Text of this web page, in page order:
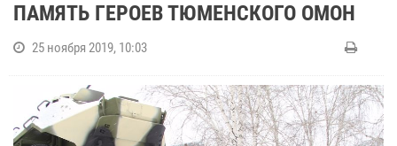
ПАМЯТЬ ГЕРОЕВ ТЮМЕНСКОГО ОМОН
25 ноября 2019, 10:03